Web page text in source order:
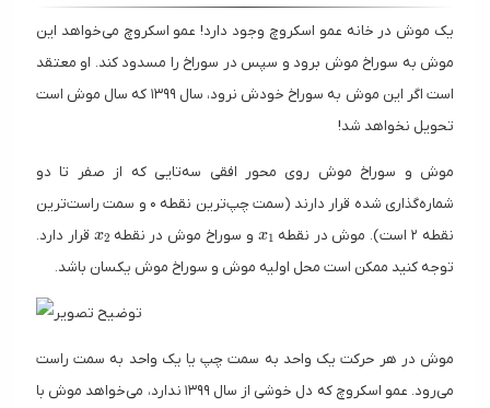
یک موش در خانه عمو اسکروچ وجود دارد! عمو اسکروچ می‌خواهد این
موش به سوراخ موش برود و سپس در سوراخ را مسدود کند. او معتقد
است اگر این موش به سوراخ خودش نرود، سال ۱۳۹۹ که سال موش است
تحویل نخواهد شد!
موش و سوراخ موش روی محور افقی سه‌تایی که از صفر تا دو
شماره‌گذاری شده قرار دارند (سمت چپ‌ترین نقطه ۰ و سمت راست‌ترین
نقطه ۲ است). موش در نقطه
x_1
x1 و سوراخ موش در نقطه
x_2
x2
قرار دارد.
توجه کنید ممکن است محل اولیه موش و سوراخ موش یکسان باشد.
موش در هر حرکت یک واحد به سمت چپ یا یک واحد به سمت راست
می‌رود. عمو اسکروچ که دل خوشی از سال ۱۳۹۹ ندارد، می‌خواهد موش با